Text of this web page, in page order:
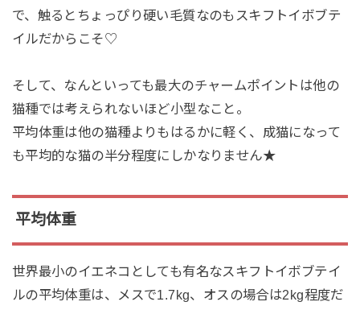
で、触るとちょっぴり硬い毛質なのもスキフトイボブテ
イルだからこそ♡
そして、なんといっても最大のチャームポイントは他の
猫種では考えられないほど小型なこと。
平均体重は他の猫種よりもはるかに軽く、成猫になって
も平均的な猫の半分程度にしかなりません★
平均体重
世界最小のイエネコとしても有名なスキフトイボブテイ
ルの平均体重は、メスで1.7kg、オスの場合は2kg程度だ